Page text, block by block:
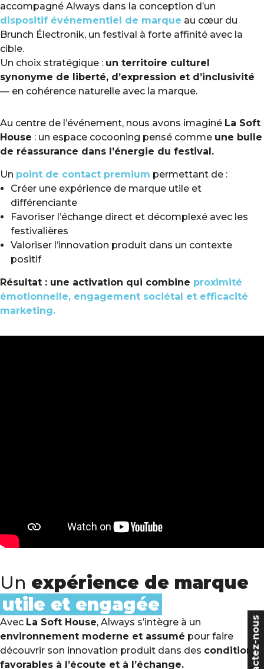
accompagné Always dans la conception d’un
dispositif événementiel de marque au cœur du
Brunch Électronik, un festival à forte affinité avec la
cible.
Un choix stratégique : un territoire culturel
synonyme de liberté, d’expression et d’inclusivité
— en cohérence naturelle avec la marque.
Au centre de l’événement, nous avons imaginé La Soft
House : un espace cocooning pensé comme une bulle
de réassurance dans l’énergie du festival.
Un point de contact premium permettant de :
Créer une expérience de marque utile et
différenciante
Favoriser l’échange direct et décomplexé avec les
festivalières
Valoriser l’innovation produit dans un contexte
positif
Résultat : une activation qui combine proximité
émotionnelle, engagement sociétal et efficacité
marketing.
Un expérience de marque
utile et engagée
Avec La Soft House, Always s’intègre à un
environnement moderne et assumé pour faire
découvrir son innovation produit dans des conditions
favorables à l’écoute et à l’échange.